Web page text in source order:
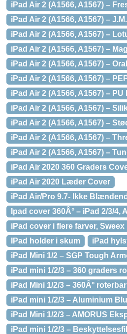
iPad Air 2 (A1566, A1567) –
iPad Air 2 (A1566, A1567) –
iPad Air 2 (A1566, A1567) –
iPad Air 2 (A1566, A1567) –
iPad Air 2 (A1566, A1567) –
iPad Air 2 (A1566, A1567) –
iPad Air 2 (A1566, A1567) –
iPad Air 2 (A1566, A1567) –
iPad Air 2 (A1566, A1567) –
iPad Air 2 (A1566, A1567) –
iPad Air 2 (A1566, A1567) –
iPad Air 2020 360 Graders
iPad Air 2020 Læder Cover
iPad Air/Pro 9.7- Ikke
Ipad cover 360Â° – iPad 2/3/4,
iPad cover i flere farver, Sweex
IPad holder i skum
iPad
iPad Mini 1/2 – SGP Tough
iPad mini 1/2/3 – 360 graders
iPad Mini 1/2/3 – 360Â°
iPad mini 1/2/3 – Aluminium
iPad Mini 1/2/3 – AMORUS
iPad mini 1/2/3 –